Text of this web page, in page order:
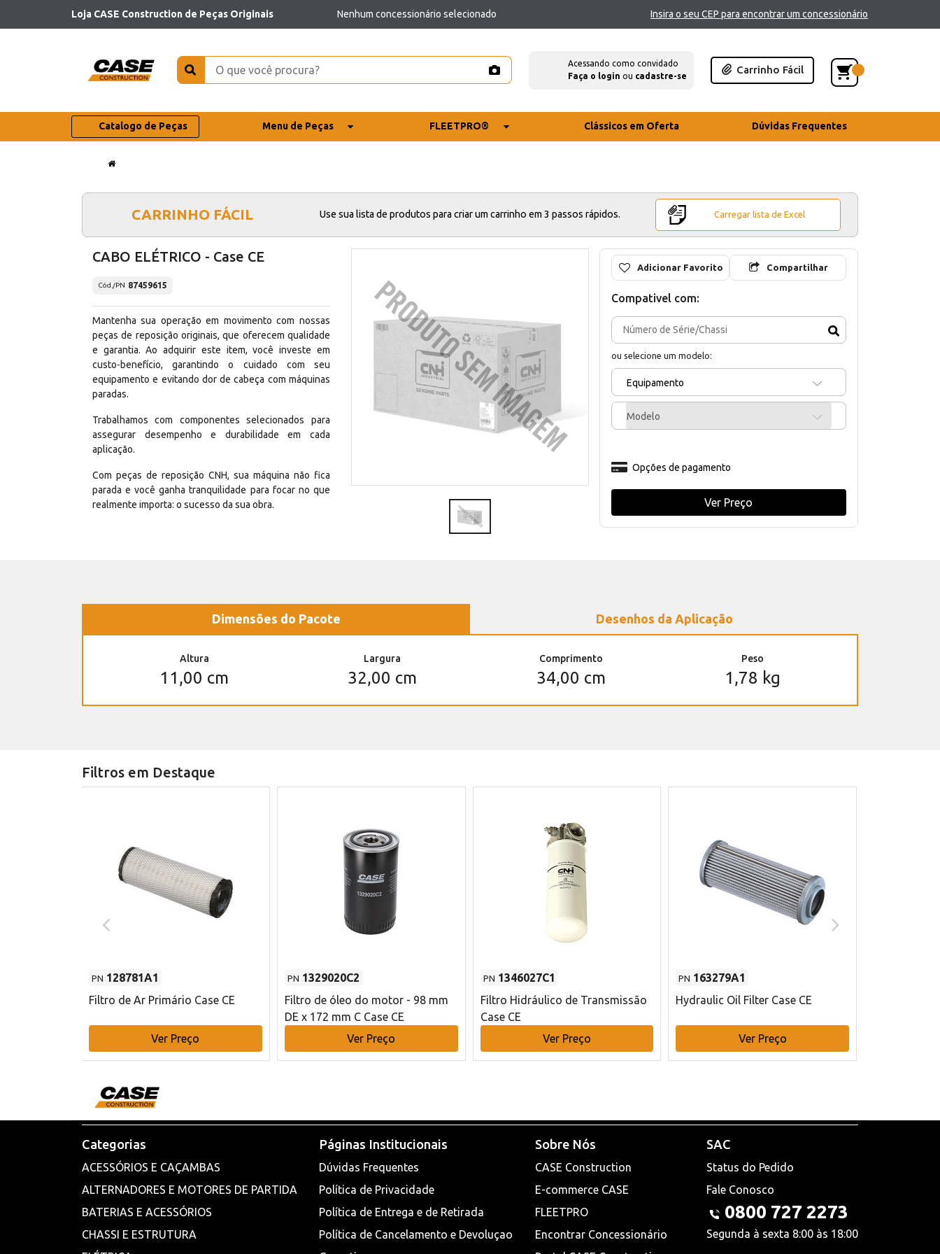
Loja CASE Construction de Peças Originais Nenhum concessionário selecionado Insira o seu CEP para encontrar um concessionário
Acessando como convidado
Faça o login ou cadastre-se
Carrinho Fácil
Catalogo de Peças Menu de Peças FLEETPRO® Clássicos em Oferta Dúvidas Frequentes
CARRINHO FÁCIL Use sua lista de produtos para criar um carrinho em 3 passos rápidos. Carregar lista de Excel
CABO ELÉTRICO - Case CE
Cód./PN 87459615
Mantenha sua operação em movimento com nossas
peças de reposição originais, que oferecem qualidade
e garantia. Ao adquirir este item, você investe em
custo-benefício, garantindo o cuidado com seu
equipamento e evitando dor de cabeça com máquinas
paradas.
Trabalhamos com componentes selecionados para
assegurar desempenho e durabilidade em cada
aplicação.
Com peças de reposição CNH, sua máquina não fica
parada e você ganha tranquilidade para focar no que
realmente importa: o sucesso da sua obra.
Adicionar Favorito Compartilhar
Compativel com:
ou selecione um modelo:
Equipamento
Modelo
Opções de pagamento
Ver Preço
Dimensões do Pacote Desenhos da Aplicação
Altura
11,00 cm
Largura
32,00 cm
Comprimento
34,00 cm
Peso
1,78 kg
Filtros em Destaque
PN 128781A1
Filtro de Ar Primário Case CE
Ver Preço
PN 1329020C2
Filtro de óleo do motor - 98 mm
DE x 172 mm C Case CE
Ver Preço
PN 1346027C1
Filtro Hidráulico de Transmissão
Case CE
Ver Preço
PN 163279A1
Hydraulic Oil Filter Case CE
Ver Preço
Categorias
ACESSÓRIOS E CAÇAMBAS
ALTERNADORES E MOTORES DE PARTIDA
BATERIAS E ACESSÓRIOS
CHASSI E ESTRUTURA
Páginas Institucionais
Dúvidas Frequentes
Política de Privacidade
Política de Entrega e de Retirada
Política de Cancelamento e Devoluçao
Sobre Nós
CASE Construction
E-commerce CASE
FLEETPRO
Encontrar Concessionário
SAC
Status do Pedido
Fale Conosco
0800 727 2273
Segunda à sexta 8:00 às 18:00